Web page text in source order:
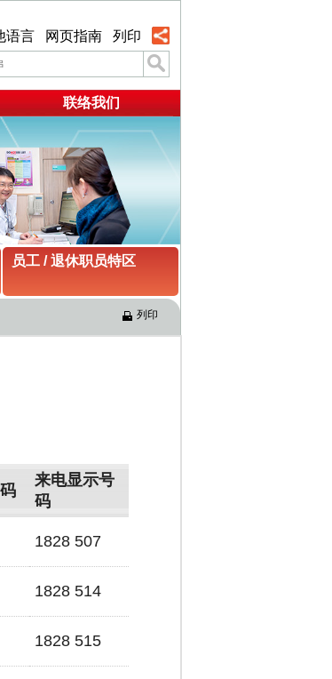
语言 网页指南 列印
联络我们
员工 / 退休职员特区
列印